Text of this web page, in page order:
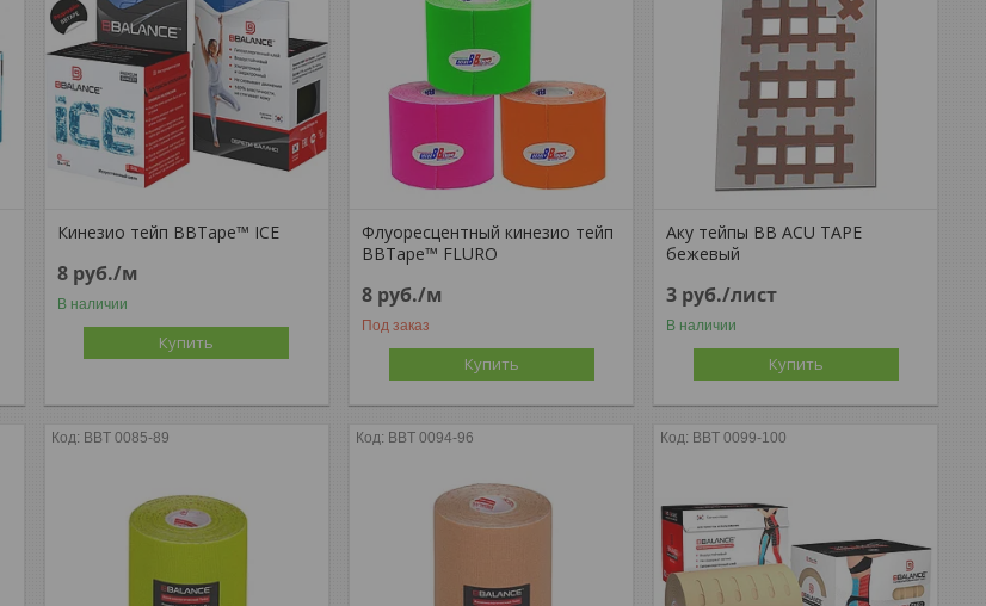
Кинезио тейп BBTape™ ICE
8 руб./м
В наличии
Купить
Флуоресцентный кинезио тейп
BBTape™ FLURO
8 руб./м
Под заказ
Купить
Аку тейпы BB ACU TAPE
бежевый
3 руб./лист
В наличии
Купить
BBT 0085-89 BBT 0094-96 BBT 0099-100